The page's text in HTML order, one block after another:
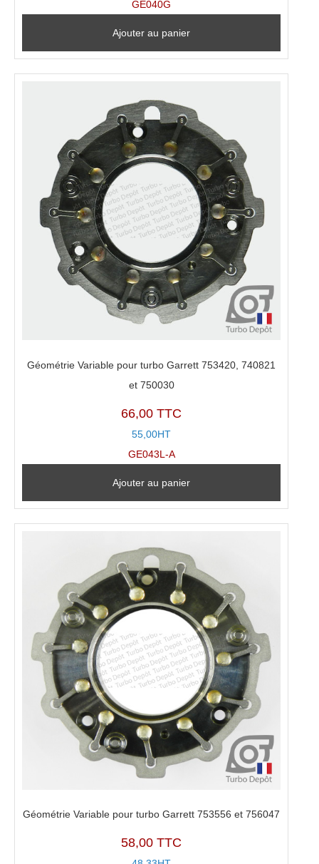
GE040G
Ajouter au panier
Géométrie Variable pour turbo Garrett 753420, 740821
et 750030
66,00 TTC
55,00HT
GE043L-A
Ajouter au panier
Géométrie Variable pour turbo Garrett 753556 et 756047
58,00 TTC